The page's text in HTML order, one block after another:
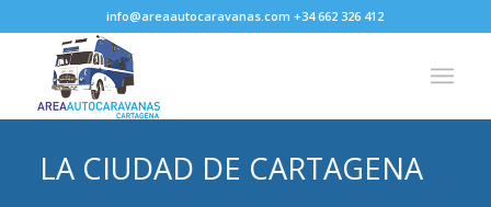
info@areaautocaravanas.com +34 662 326 412
LA CIUDAD DE CARTAGENA